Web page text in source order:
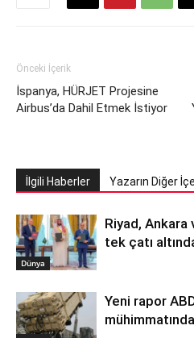
Önceki İçerik
İspanya, HÜRJET Projesine
Airbus’da Dahil Etmek İstiyor
İlgili Haberler Yazarın Diğer
Dünya
Riyad, Ankara
tek çatı
Yeni rapor